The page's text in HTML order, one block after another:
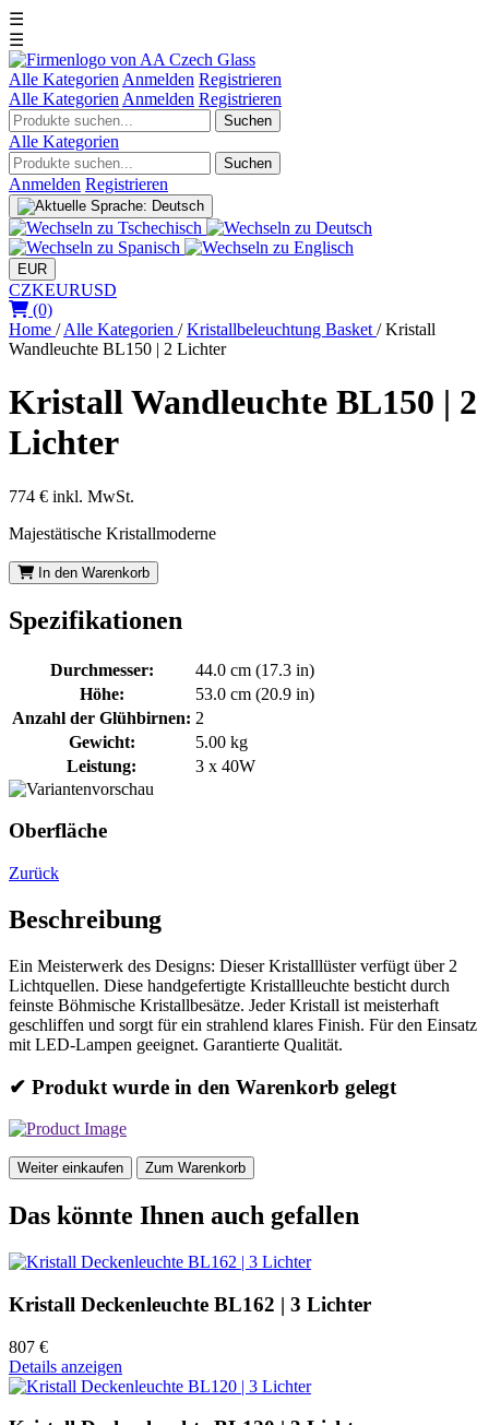
☰
☰
Alle Kategorien Anmelden Registrieren
Alle Kategorien Anmelden Registrieren
Suchen
Alle Kategorien
Suchen
Anmelden Registrieren
EUR
CZKEURUSD
(0)
Home / Alle Kategorien / Kristallbeleuchtung Basket / Kristall
Wandleuchte BL150 | 2 Lichter
Kristall Wandleuchte BL150 | 2
Lichter
774 € inkl. MwSt.
Majestätische Kristallmoderne
In den Warenkorb
Spezifikationen
Durchmesser:
44.0 cm (17.3 in)
Höhe:
53.0 cm (20.9 in)
Anzahl der Glühbirnen: 2
Gewicht:
5.00 kg
Leistung:
3 x 40W
Oberfläche
Zurück
Beschreibung
Ein Meisterwerk des Designs: Dieser Kristalllüster verfügt über 2
Lichtquellen. Diese handgefertigte Kristallleuchte besticht durch
feinste Böhmische Kristallbesätze. Jeder Kristall ist meisterhaft
geschliffen und sorgt für ein strahlend klares Finish. Für den Einsatz
mit LED-Lampen geeignet. Garantierte Qualität.
✔ Produkt wurde in den Warenkorb gelegt
Weiter einkaufen Zum Warenkorb
Das könnte Ihnen auch gefallen
Kristall Deckenleuchte BL162 | 3 Lichter
807 €
Details anzeigen